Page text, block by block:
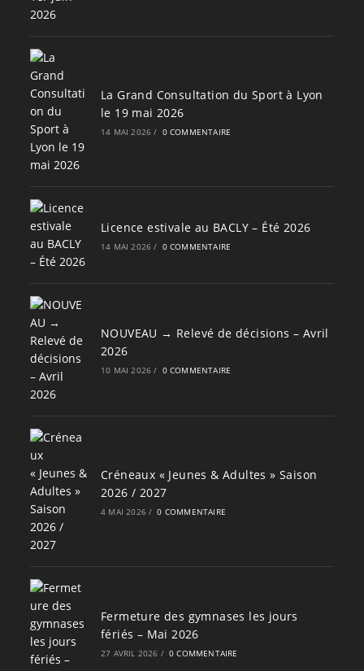
La Grand Consultation du Sport à Lyon
le 19 mai 2026
14 MAI 2026 / 0 COMMENTAIRE
Licence estivale au BACLY – Été 2026
14 MAI 2026 / 0 COMMENTAIRE
NOUVEAU → Relevé de décisions – Avril
2026
10 MAI 2026 / 0 COMMENTAIRE
Créneaux « Jeunes & Adultes » Saison
2026 / 2027
4 MAI 2026 / 0 COMMENTAIRE
Fermeture des gymnases les jours
fériés – Mai 2026
27 AVRIL 2026 / 0 COMMENTAIRE